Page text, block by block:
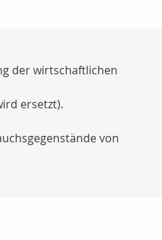
der wirtschaftlichen
ersetzt).
von